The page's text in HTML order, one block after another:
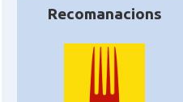
Recomanacions